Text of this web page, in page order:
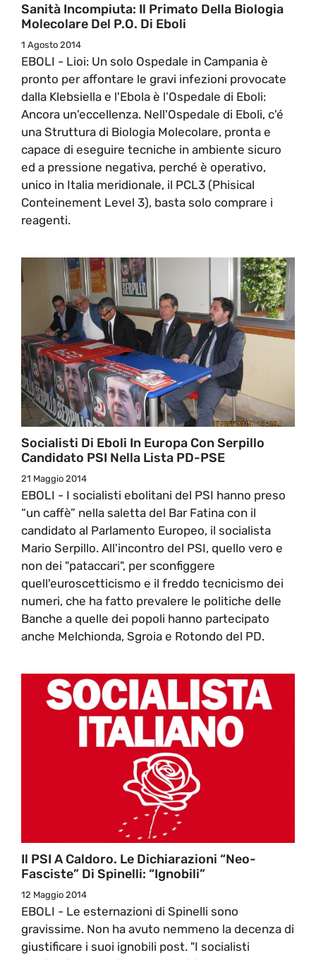
Sanità Incompiuta: Il Primato Della Biologia
Molecolare Del P.O. Di Eboli
1 Agosto 2014
EBOLI - Lioi: Un solo Ospedale in Campania è
pronto per affontare le gravi infezioni provocate
dalla Klebsiella e l'Ebola è l’Ospedale di Eboli:
Ancora un'eccellenza. Nell'Ospedale di Eboli, c'é
una Struttura di Biologia Molecolare, pronta e
capace di eseguire tecniche in ambiente sicuro
ed a pressione negativa, perché è operativo,
unico in Italia meridionale, il PCL3 (Phisical
Conteinement Level 3), basta solo comprare i
reagenti.
Socialisti Di Eboli In Europa Con Serpillo
Candidato PSI Nella Lista PD-PSE
21 Maggio 2014
EBOLI - I socialisti ebolitani del PSI hanno preso
“un caffè” nella saletta del Bar Fatina con il
candidato al Parlamento Europeo, il socialista
Mario Serpillo. All'incontro del PSI, quello vero e
non dei "pataccari", per sconfiggere
quell'euroscetticismo e il freddo tecnicismo dei
numeri, che ha fatto prevalere le politiche delle
Banche a quelle dei popoli hanno partecipato
anche Melchionda, Sgroia e Rotondo del PD.
Il PSI A Caldoro. Le Dichiarazioni “neo-
Fasciste” Di Spinelli: “Ignobili”
12 Maggio 2014
EBOLI - Le esternazioni di Spinelli sono
gravissime. Non ha avuto nemmeno la decenza di
giustificare i suoi ignobili post. "I socialisti